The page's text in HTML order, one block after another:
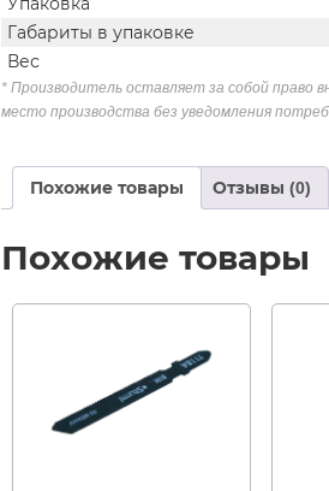
Упаковка
Габариты в упаковке
Вес
* Производитель оставляет за собой право
место производства без уведомления
Похожие товары Отзывы (0)
Похожие товары